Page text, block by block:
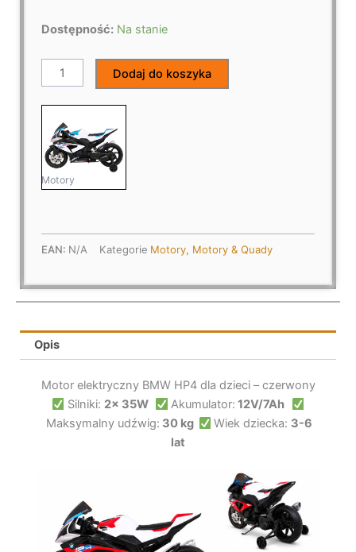
Dostępność: Na stanie
ilość
Elektryczny
BMW
HP4
Czerwony
Sportowe
Emocje
Dodaj do koszyka
Motory
EAN: N/A Kategorie Motory Motory & Quady
Opis
Motor elektryczny BMW HP4 dla dzieci – czerwony
Silniki: 2x 35W Akumulator: 12V/7Ah
Maksymalny udźwig: 30 kg Wiek dziecka: 3-6
lat